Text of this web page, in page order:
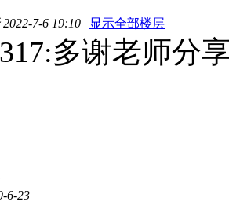
7-6 19:10 | 显示全部楼层
多谢老师分
6-23